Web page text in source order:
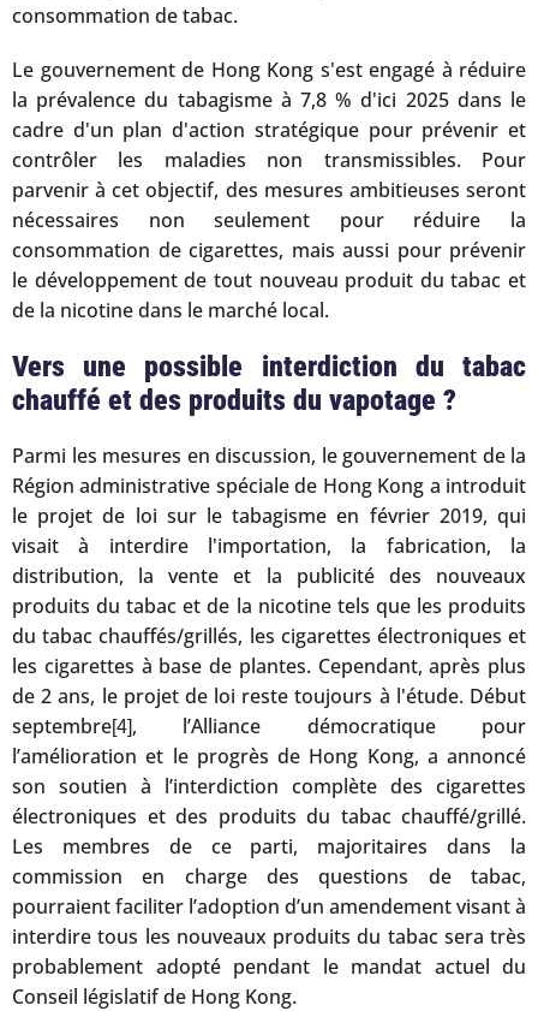
consommation de tabac.
Le gouvernement de Hong Kong s'est engagé à réduire
la prévalence du tabagisme à 7,8 % d'ici 2025 dans le
cadre d'un plan d'action stratégique pour prévenir et
contrôler les maladies non transmissibles. Pour
parvenir à cet objectif, des mesures ambitieuses seront
nécessaires non seulement pour réduire la
consommation de cigarettes, mais aussi pour prévenir
le développement de tout nouveau produit du tabac et
de la nicotine dans le marché local.
Vers une possible interdiction du tabac
chauffé et des produits du vapotage ?
Parmi les mesures en discussion, le gouvernement de la
Région administrative spéciale de Hong Kong a introduit
le projet de loi sur le tabagisme en février 2019, qui
visait à interdire l'importation, la fabrication, la
distribution, la vente et la publicité des nouveaux
produits du tabac et de la nicotine tels que les produits
du tabac chauffés/grillés, les cigarettes électroniques et
les cigarettes à base de plantes. Cependant, après plus
de 2 ans, le projet de loi reste toujours à l'étude. Début
septembre[4], l’Alliance démocratique pour
l’amélioration et le progrès de Hong Kong, a annoncé
son soutien à l’interdiction complète des cigarettes
électroniques et des produits du tabac chauffé/grillé.
Les membres de ce parti, majoritaires dans la
commission en charge des questions de tabac,
pourraient faciliter l’adoption d’un amendement visant à
interdire tous les nouveaux produits du tabac sera très
probablement adopté pendant le mandat actuel du
Conseil législatif de Hong Kong.